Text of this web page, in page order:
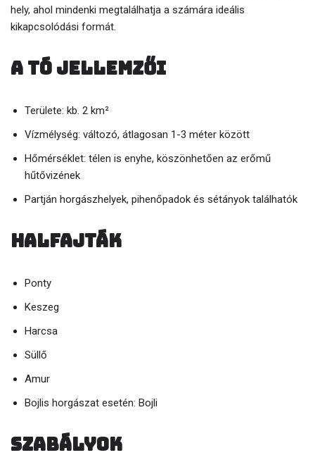
hely, ahol mindenki megtalálhatja a számára ideális
kikapcsolódási formát.
A tó jellemzői
Területe: kb. 2 km²
Vízmélység: változó, átlagosan 1-3 méter között
Hőmérséklet: télen is enyhe, köszönhetően az erőmű
hűtővizének
Partján horgászhelyek, pihenőpadok és sétányok találhatók
Halfajták
Ponty
Keszeg
Harcsa
Süllő
Amur
Bojlis horgászat esetén: Bojli
Szabályok